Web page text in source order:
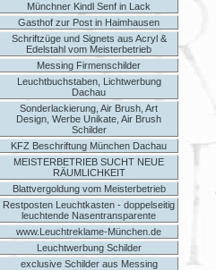
Münchner Kindl Senf in Lack
Gasthof zur Post in Haimhausen
Schriftzüge und Signets aus Acryl &
Edelstahl vom Meisterbetrieb
Messing Firmenschilder
Leuchtbuchstaben, Lichtwerbung
Dachau
Sonderlackierung, Air Brush, Art
Design, Werbe Unikate, Air Brush
Schilder
KFZ Beschriftung München Dachau
MEISTERBETRIEB SUCHT NEUE
RÄUMLICHKEIT
Blattvergoldung vom Meisterbetrieb
Restposten Leuchtkasten - doppelseitig
leuchtende Nasentransparente
www.Leuchtreklame-München.de
Leuchtwerbung Schilder
exclusive Schilder aus Messing